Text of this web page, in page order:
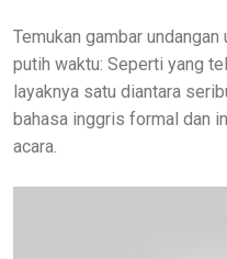
Temukan gambar
putih waktu: Seperti yang
layaknya satu diantara
bahasa inggris formal dan
acara.